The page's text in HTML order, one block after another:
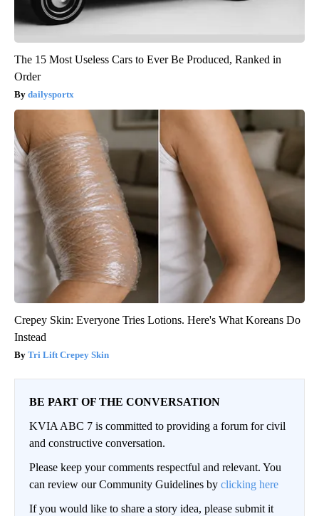
The 15 Most Useless Cars to Ever Be Produced, Ranked in
Order
dailysportx
Crepey Skin: Everyone Tries Lotions. Here's What Koreans Do
Instead
Tri Lift Crepey Skin
BE PART OF THE CONVERSATION
KVIA ABC 7 is committed to providing a forum for civil
and constructive conversation.
Please keep your comments respectful and relevant. You
can review our Community Guidelines by clicking here
If you would like to share a story idea, please submit it